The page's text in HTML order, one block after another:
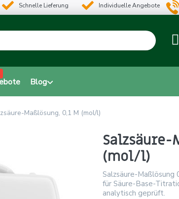
Schnelle Lieferung Individuelle Angebote
Blog
Maßlösung, 0,1 M (mol/l)
Salzsäure-
(mol/l)
Salzsäure-Maßlösung
für Säure-Base-
analytisch geprüft.